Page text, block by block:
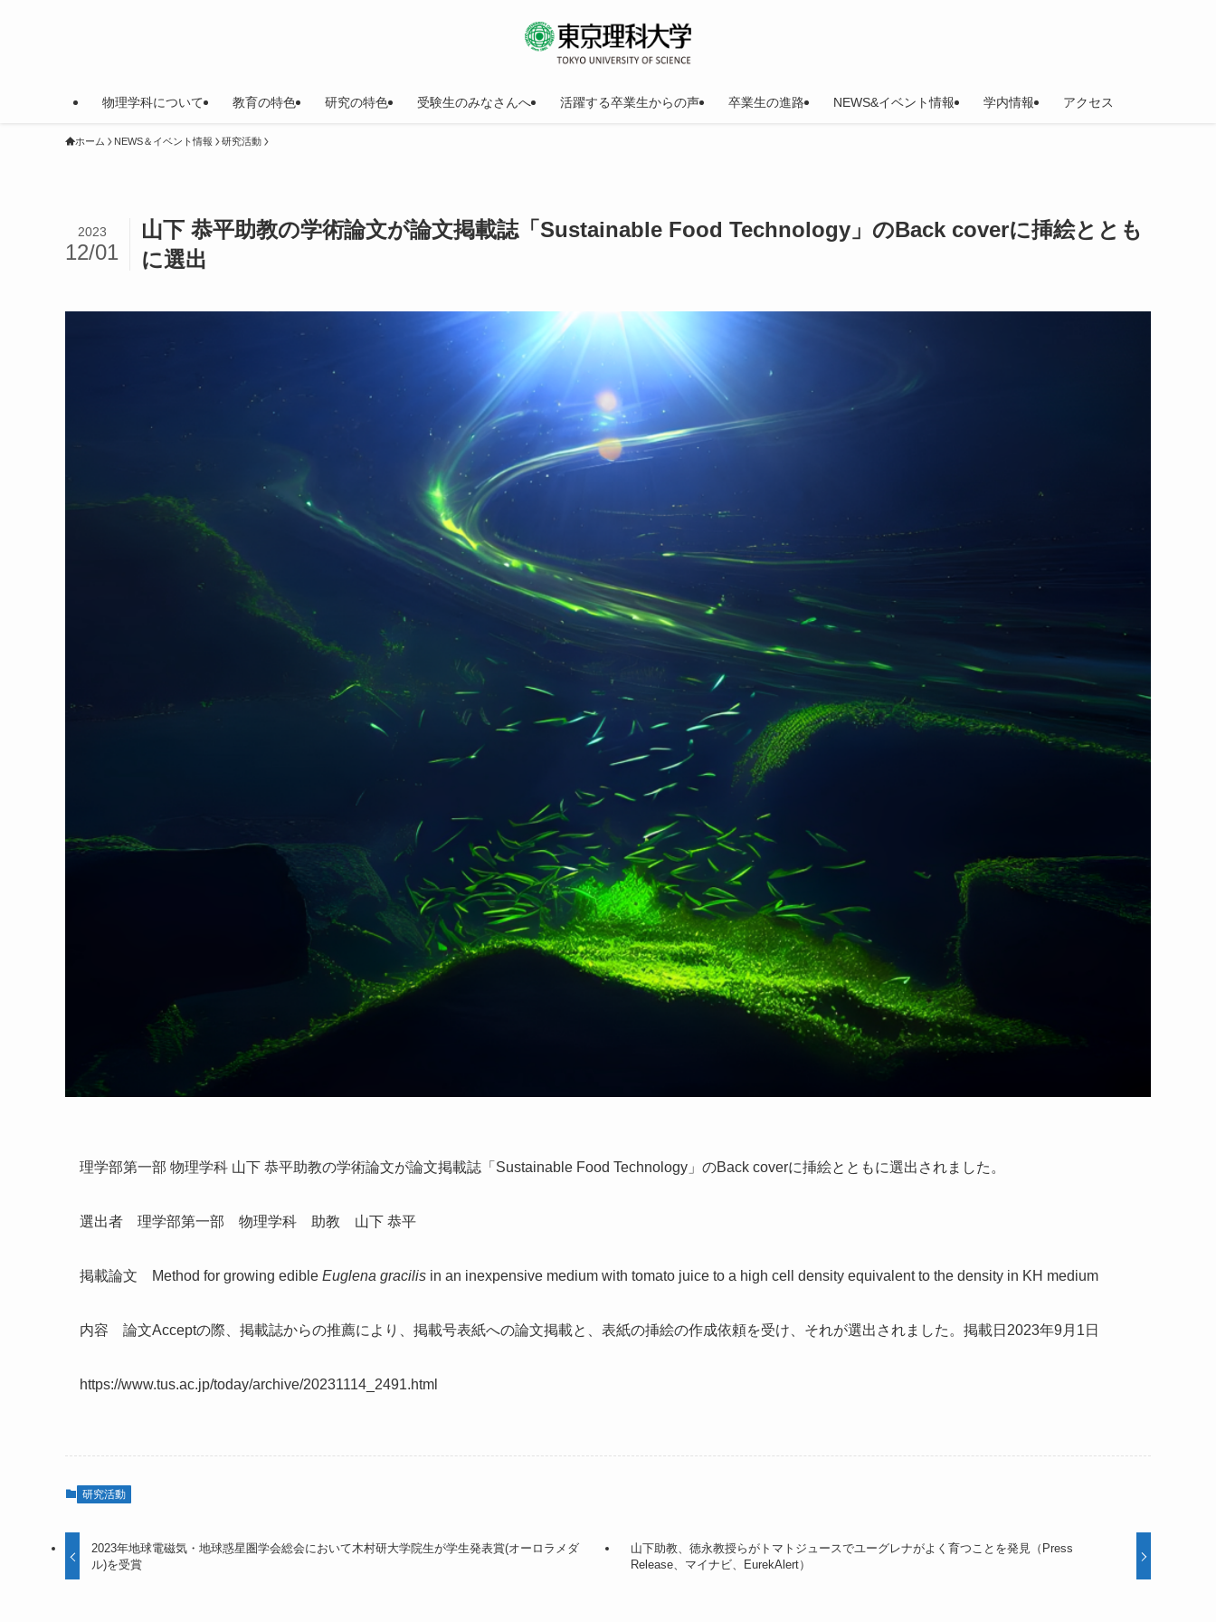
物理学科について 教育の特色 研究の特色 受験生のみなさんへ 活躍する卒業生からの声 卒業生の進路 NEWS&イベント情報 学内情報 アクセス
ホーム NEWS＆イベント情報 研究活動
山下 恭平助教の学術論文が論文掲載誌「Sustainable Food Technology」のBack coverに挿絵ととも
に選出
2023
12/01
理学部第一部 物理学科 山下 恭平助教の学術論文が論文掲載誌「Sustainable Food Technology」のBack coverに挿絵とともに選出されました。
選出者 理学部第一部 物理学科 助教 山下 恭平
掲載論文 Method for growing edible Euglena gracilis in an inexpensive medium with tomato juice to a high cell density equivalent to the density in KH medium
内容 論文Acceptの際、掲載誌からの推薦により、掲載号表紙への論文掲載と、表紙の挿絵の作成依頼を受け、それが選出されました。掲載日2023年9月1日
https://www.tus.ac.jp/today/archive/20231114_2491.html
研究活動
2023年地球電磁気・地球惑星圏学会総会において木村研大学院生が学生発表賞(オーロラメダ
ル)を受賞
山下助教、徳永教授らがトマトジュースでユーグレナがよく育つことを発見（Press
Release、マイナビ、EurekAlert）